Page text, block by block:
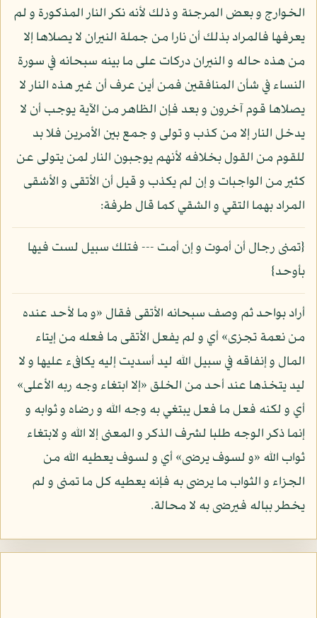
الخوارج و بعض المرجئة و ذلك لأنه نكر النار المذكورة و لم
يعرفها فالمراد بذلك أن نارا من جملة النيران لا يصلاها إلا
من هذه حاله و النيران دركات على ما بينه سبحانه في سورة
النساء في شأن المنافقين فمن أين عرف أن غير هذه النار لا
يصلاها قوم آخرون و بعد فإن الظاهر من الآية يوجب أن لا
يدخل النار إلا من كذب و تولى و جمع بين الأمرين فلا بد
للقوم من القول بخلافه لأنهم يوجبون النار لمن يتولى عن
كثير من الواجبات و إن لم يكذب و قيل أن الأتقى و الأشقى
المراد بهما التقي و الشقي كما قال طرفة:
{تمنى رجال أن أموت و إن أمت --- فتلك سبيل لست فيها
بأوحد}
أراد بواحد ثم وصف سبحانه الأتقى فقال «و ما لأحد عنده
من نعمة تجزى» أي و لم يفعل الأتقى ما فعله من إيتاء
المال و إنفاقه في سبيل الله ليد أسديت إليه يكافىء عليها و لا
ليد يتخذها عند أحد من الخلق «إلا ابتغاء وجه ربه الأعلى»
أي و لكنه فعل ما فعل يبتغي به وجه الله و رضاه و ثوابه و
إنما ذكر الوجه طلبا لشرف الذكر و المعنى إلا الله و لابتغاء
ثواب الله «و لسوف يرضى» أي و لسوف يعطيه الله من
الجزاء و الثواب ما يرضى به فإنه يعطيه كل ما تمنى و لم
يخطر بباله فيرضى به لا محالة.